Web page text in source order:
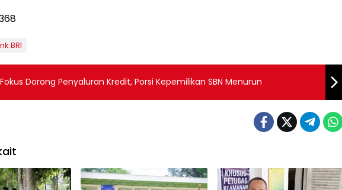
BRI
Fokus Dorong Penyaluran Kredit, Porsi Kepemilikan SBN Menurun